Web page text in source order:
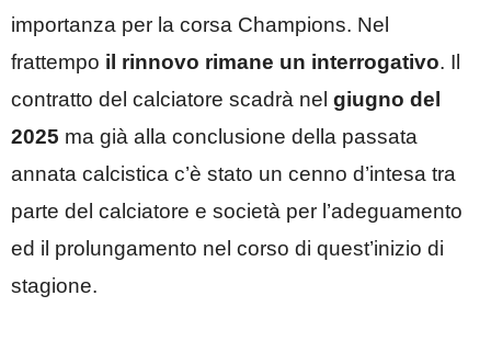
importanza per la corsa Champions. Nel
frattempo il rinnovo rimane un interrogativo. Il
contratto del calciatore scadrà nel giugno del
2025 ma già alla conclusione della passata
annata calcistica c’è stato un cenno d’intesa tra
parte del calciatore e società per l’adeguamento
ed il prolungamento nel corso di quest’inizio di
stagione.